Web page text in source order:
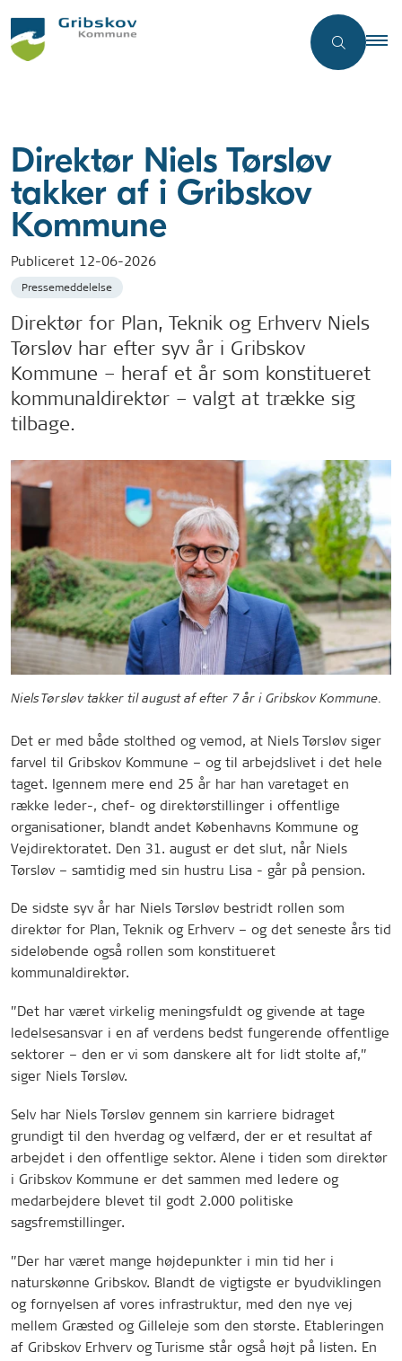
Direktør Niels Tørsløv
takker af i Gribskov
Kommune
Publiceret 12-06-2026
Pressemeddelelse
Direktør for Plan, Teknik og Erhverv Niels
Tørsløv har efter syv år i Gribskov
Kommune – heraf et år som konstitueret
kommunaldirektør – valgt at trække sig
tilbage.
Niels Tørsløv takker til august af efter 7 år i Gribskov Kommune.
Det er med både stolthed og vemod, at Niels Tørsløv siger
farvel til Gribskov Kommune – og til arbejdslivet i det hele
taget. Igennem mere end 25 år har han varetaget en
række leder-, chef- og direktørstillinger i offentlige
organisationer, blandt andet Københavns Kommune og
Vejdirektoratet. Den 31. august er det slut, når Niels
Tørsløv – samtidig med sin hustru Lisa - går på pension.
De sidste syv år har Niels Tørsløv bestridt rollen som
direktør for Plan, Teknik og Erhverv – og det seneste års tid
sideløbende også rollen som konstitueret
kommunaldirektør.
”Det har været virkelig meningsfuldt og givende at tage
ledelsesansvar i en af verdens bedst fungerende offentlige
sektorer – den er vi som danskere alt for lidt stolte af,”
siger Niels Tørsløv.
Selv har Niels Tørsløv gennem sin karriere bidraget
grundigt til den hverdag og velfærd, der er et resultat af
arbejdet i den offentlige sektor. Alene i tiden som direktør
i Gribskov Kommune er det sammen med ledere og
medarbejdere blevet til godt 2.000 politiske
sagsfremstillinger.
”Der har været mange højdepunkter i min tid her i
naturskønne Gribskov. Blandt de vigtigste er byudviklingen
og fornyelsen af vores infrastruktur, med den nye vej
mellem Græsted og Gilleleje som den største. Etableringen
af Gribskov Erhverv og Turisme står også højt på listen. En